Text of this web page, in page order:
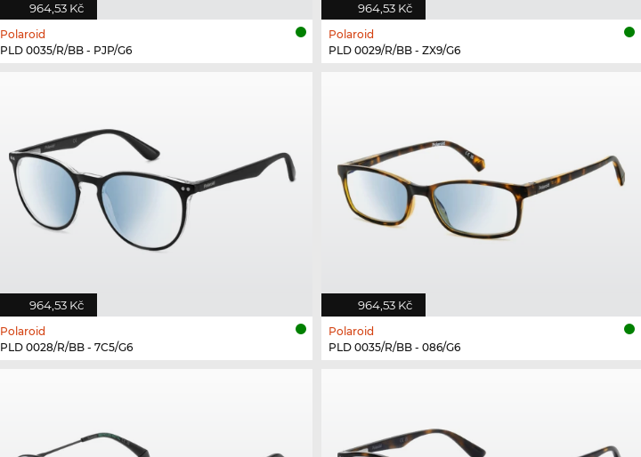
964,53 Kč
Polaroid
PLD 0035/R/BB - PJP/G6
964,53 Kč
Polaroid
PLD 0029/R/BB - ZX9/G6
964,53 Kč
Polaroid
PLD 0028/R/BB - 7C5/G6
964,53 Kč
Polaroid
PLD 0035/R/BB - 086/G6